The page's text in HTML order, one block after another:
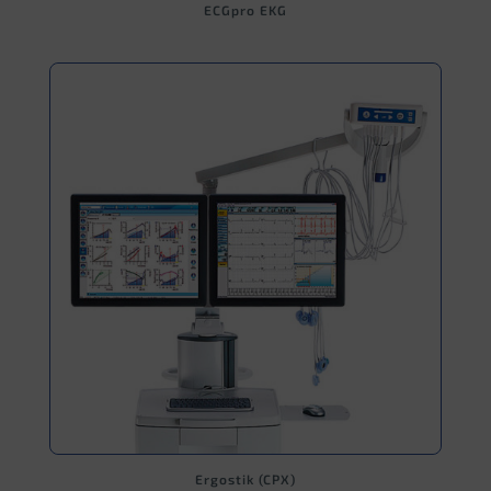
ECGpro EKG
Ergostik (CPX)